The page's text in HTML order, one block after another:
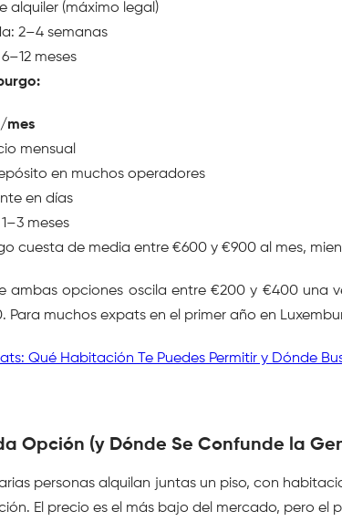
alquiler (máximo legal)
2–4 semanas
meses
mes
mensual
en muchos operadores
en días
meses
cuesta de media entre €600 y €900 al mes,
ambas opciones oscila entre €200 y €400 una
Para muchos expats en el primer año en
Qué Habitación Te Puedes Permitir y Dónde
Opción (y Dónde Se Confunde la
personas alquilan juntas un piso, con
El precio es el más bajo del mercado, pero el